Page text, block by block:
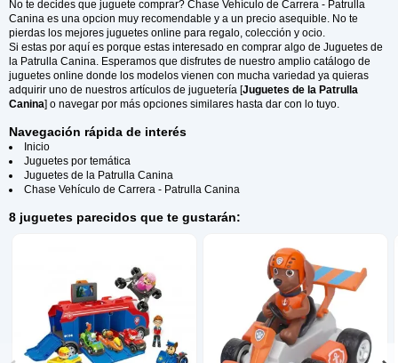
No te decides que juguete comprar? Chase Vehículo de Carrera - Patrulla
Canina es una opcion muy recomendable y a un precio asequible. No te
pierdas los mejores juguetes online para regalo, colección y ocio.
Si estas por aquí es porque estas interesado en comprar algo de Juguetes de
la Patrulla Canina. Esperamos que disfrutes de nuestro amplio catálogo de
juguetes online donde los modelos vienen con mucha variedad ya quieras
adquirir uno de nuestros artículos de juguetería [Juguetes de la Patrulla
Canina] o navegar por más opciones similares hasta dar con lo tuyo.
Navegación rápida de interés
Inicio
Juguetes por temática
Juguetes de la Patrulla Canina
Chase Vehículo de Carrera - Patrulla Canina
8 juguetes parecidos que te gustarán: